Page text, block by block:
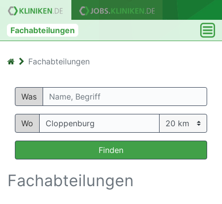
Fachabteilungen
Fachabteilungen
Was
Wo
Finden
Fachabteilungen